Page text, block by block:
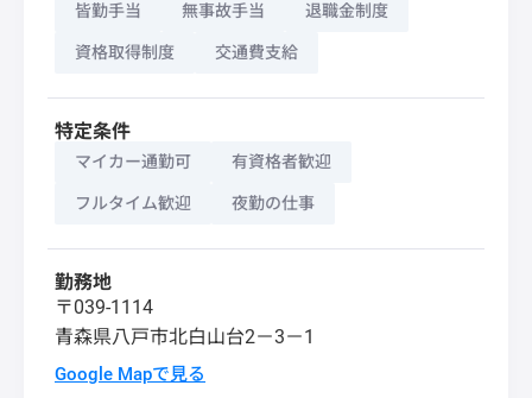
皆勤手当 無事故手当 退職金制度
資格取得制度 交通費支給
特定条件
マイカー通勤可 有資格者歓迎
フルタイム歓迎 夜勤の仕事
勤務地
〒039-1114
青森県八戸市北白山台2－3－1
Google Mapで見る